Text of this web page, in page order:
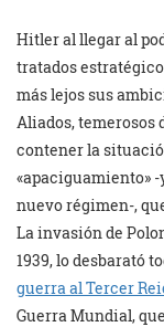
Hitler al llegar al
tratados
más lejos sus
Aliados, temerosos
contener la
«apaciguamiento»
nuevo régimen-,
La invasión de
1939, lo desbarató
guerra al Tercer
Guerra Mundial,